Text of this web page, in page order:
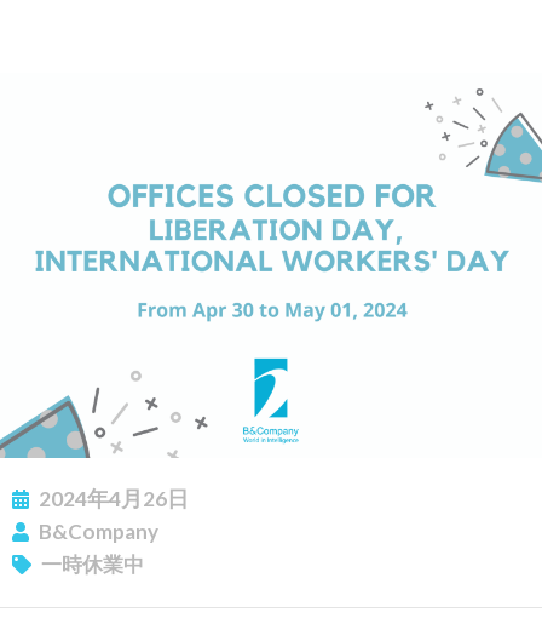
2024年4月26日
B&Company
一時休業中
ニュースレターを購読する